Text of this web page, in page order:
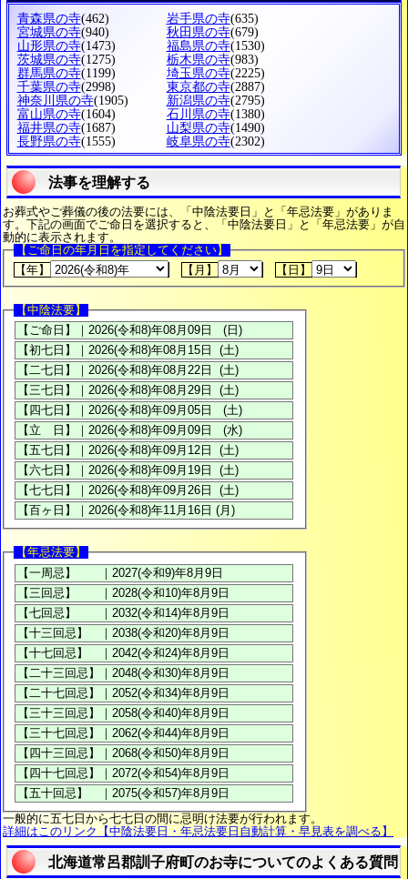
青森県の寺(462) 岩手県の寺(635)
宮城県の寺(940) 秋田県の寺(679)
山形県の寺(1473) 福島県の寺(1530)
茨城県の寺(1275) 栃木県の寺(983)
群馬県の寺(1199) 埼玉県の寺(2225)
千葉県の寺(2998) 東京都の寺(2887)
神奈川県の寺(1905) 新潟県の寺(2795)
富山県の寺(1604) 石川県の寺(1380)
福井県の寺(1687) 山梨県の寺(1490)
長野県の寺(1555) 岐阜県の寺(2302)
法事を理解する
お葬式やご葬儀の後の法要には、「中陰法要日」と「年忌法要」がありま
す。下記の画面でご命日を選択すると、「中陰法要日」と「年忌法要」が自
動的に表示されます。
【ご命日の年月日を指定してください】
【年】
【月】 【日】
【中陰法要】
【年忌法要】
一般的に五七日から七七日の間に忌明け法要が行われます。
詳細はこのリンク【中陰法要日・年忌法要日自動計算・早見表を調べる】
北海道常呂郡訓子府町のお寺についてのよくある質問